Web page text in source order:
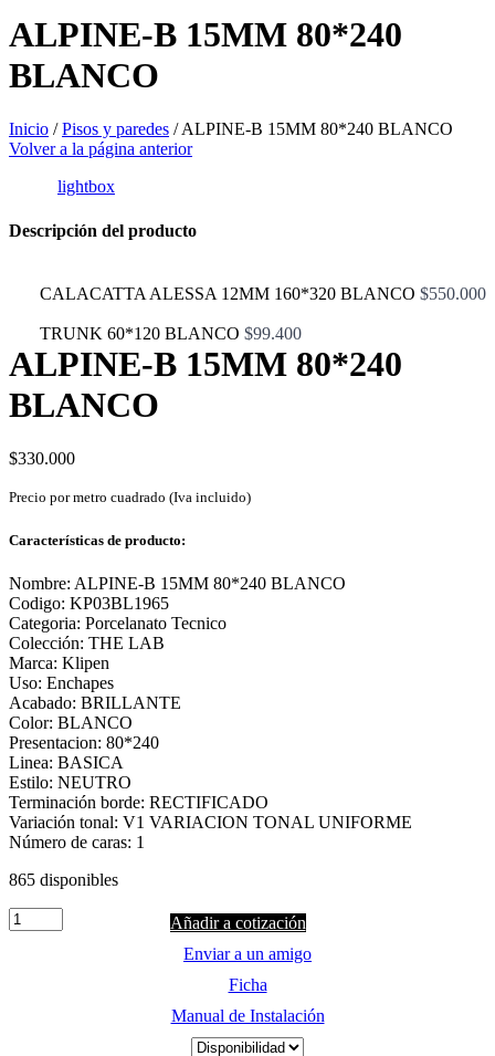
ALPINE-B 15MM 80*240
BLANCO
Inicio / Pisos y paredes /ALPINE-B 15MM 80*240 BLANCO
Volver a la página anterior
lightbox
Descripción del producto
CALACATTA ALESSA 12MM 160*320 BLANCO $550.000
TRUNK 60*120 BLANCO $99.400
ALPINE-B 15MM 80*240
BLANCO
$330.000
Precio por metro cuadrado (Iva incluido)
Características de producto:
Nombre: ALPINE-B 15MM 80*240 BLANCO
Codigo: KP03BL1965
Categoria: Porcelanato Tecnico
Colección: THE LAB
Marca: Klipen
Uso: Enchapes
Acabado: BRILLANTE
Color: BLANCO
Presentacion: 80*240
Linea: BASICA
Estilo: NEUTRO
Terminación borde: RECTIFICADO
Variación tonal: V1 VARIACION TONAL UNIFORME
Número de caras: 1
865 disponibles
Quantity
Añadir a cotización
Enviar a un amigo
Ficha
Manual de Instalación